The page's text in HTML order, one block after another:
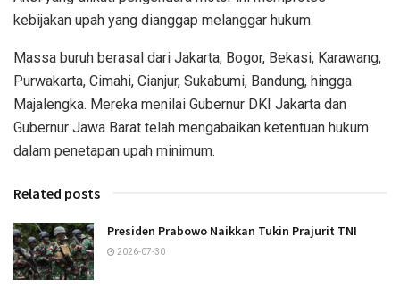
kebijakan upah yang dianggap melanggar hukum.
Massa buruh berasal dari Jakarta, Bogor, Bekasi, Karawang,
Purwakarta, Cimahi, Cianjur, Sukabumi, Bandung, hingga
Majalengka. Mereka menilai Gubernur DKI Jakarta dan
Gubernur Jawa Barat telah mengabaikan ketentuan hukum
dalam penetapan upah minimum.
Related posts
Presiden Prabowo Naikkan Tukin Prajurit TNI
2026-07-30